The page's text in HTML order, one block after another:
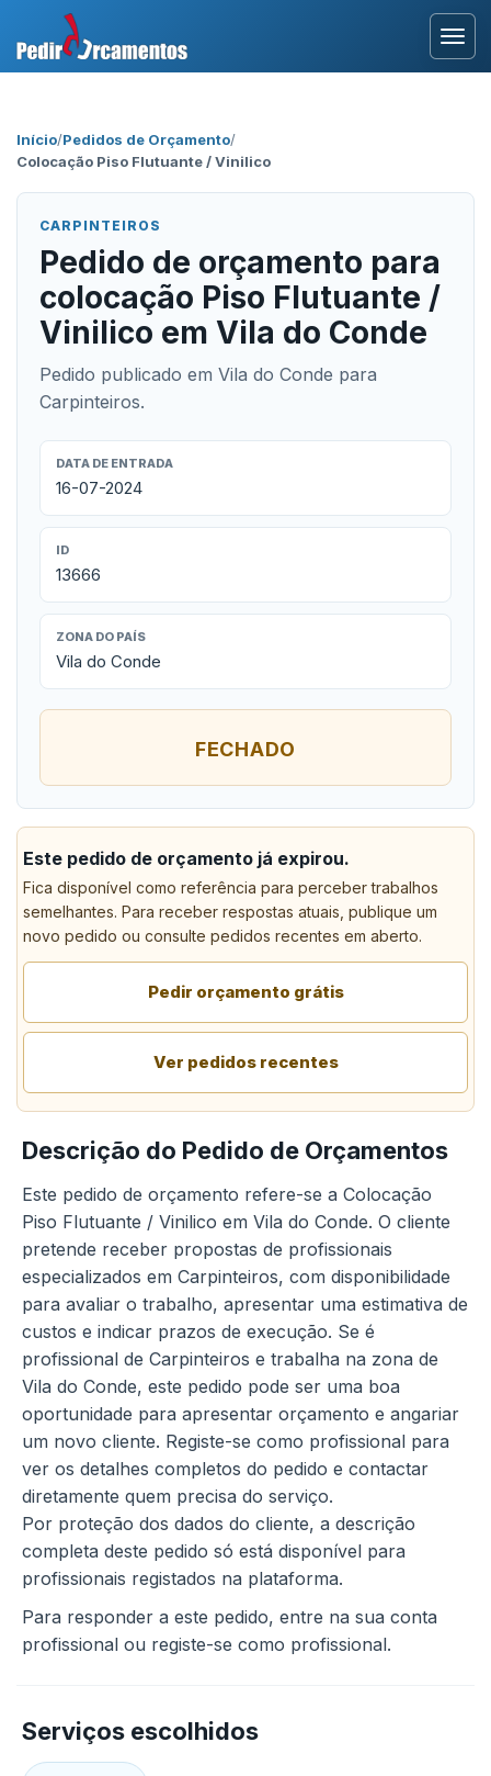
Início/Pedidos de Orçamento/
Colocação Piso Flutuante / Vinilico
CARPINTEIROS
Pedido de orçamento para
colocação Piso Flutuante /
Vinilico em Vila do Conde
Pedido publicado em Vila do Conde para
Carpinteiros.
DATA DE ENTRADA
16-07-2024
ID
13666
ZONA DO PAÍS
Vila do Conde
FECHADO
Este pedido de orçamento já expirou.
Fica disponível como referência para perceber trabalhos
semelhantes. Para receber respostas atuais, publique um
novo pedido ou consulte pedidos recentes em aberto.
Pedir orçamento grátis
Ver pedidos recentes
Descrição do Pedido de Orçamentos
Este pedido de orçamento refere-se a Colocação
Piso Flutuante / Vinilico em Vila do Conde. O cliente
pretende receber propostas de profissionais
especializados em Carpinteiros, com disponibilidade
para avaliar o trabalho, apresentar uma estimativa de
custos e indicar prazos de execução. Se é
profissional de Carpinteiros e trabalha na zona de
Vila do Conde, este pedido pode ser uma boa
oportunidade para apresentar orçamento e angariar
um novo cliente. Registe-se como profissional para
ver os detalhes completos do pedido e contactar
diretamente quem precisa do serviço.
Por proteção dos dados do cliente, a descrição
completa deste pedido só está disponível para
profissionais registados na plataforma.
Para responder a este pedido, entre na sua conta
profissional ou registe-se como profissional.
Serviços escolhidos
Área Profissional
Como Funciona?
Testemunhos